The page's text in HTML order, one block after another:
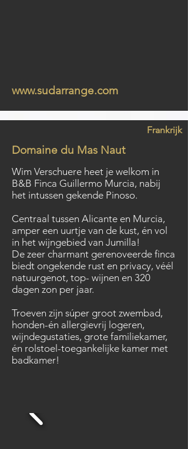
www.sudarrange.com
Frankrijk
Domaine du Mas Naut
Wim Verschuere heet je welkom in
B&B Finca Guillermo Murcia, nabij
het intussen gekende Pinoso.
Centraal tussen Alicante en Murcia,
amper een uurtje van de kust, én vol
in het wijngebied van Jumilla!
De zeer charmant gerenoveerde finca
biedt ongekende rust en privacy, véél
natuurgenot, top- wijnen en 320
dagen zon per jaar.
Troeven zijn súper groot zwembad,
honden-én allergievrij logeren,
wijndegustaties, grote familiekamer,
én rolstoel-toegankelijke kamer met
badkamer!